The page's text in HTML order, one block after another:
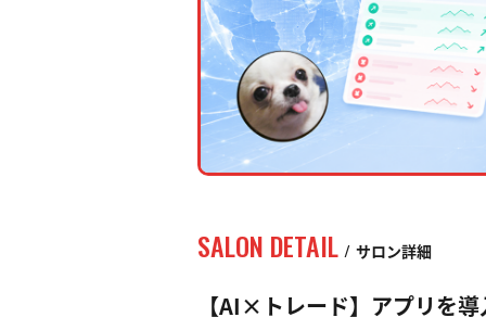
SALON DETAIL サロン詳細
【AI×トレード】アプリを